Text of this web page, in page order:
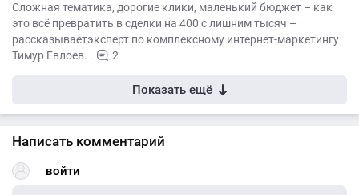
Сложная тематика, дорогие клики, маленький бюджет – как
это всё превратить в сделки на 400 с лишним тысяч –
рассказываетэксперт по комплексному интернет-маркетингу
Тимур Евлоев. .
2
Показать ещё
Написать комментарий
войти